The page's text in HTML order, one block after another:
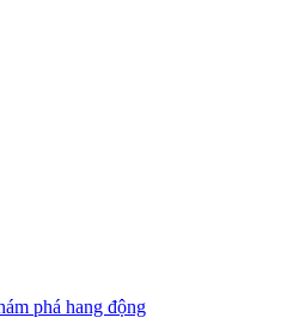
phá hang động